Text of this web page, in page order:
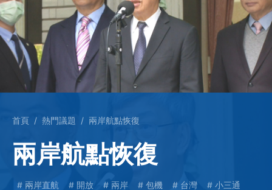
首頁 熱門議題 兩岸航點恢復
兩岸航點恢復
兩岸直航 開放 兩岸 包機 台灣 小三通